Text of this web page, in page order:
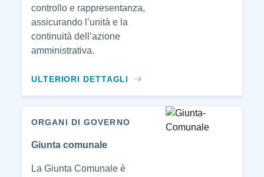
controllo e rappresentanza,
assicurando l’unità e la
continuità dell’azione
amministrativa.
ULTERIORI DETTAGLI
ORGANI DI GOVERNO
Giunta comunale
La Giunta Comunale è